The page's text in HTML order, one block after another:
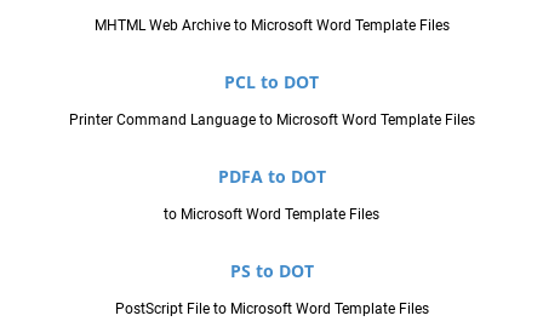
MHTML Web Archive to Microsoft Word Template Files
PCL to DOT
Printer Command Language to Microsoft Word Template Files
PDFA to DOT
to Microsoft Word Template Files
PS to DOT
PostScript File to Microsoft Word Template Files